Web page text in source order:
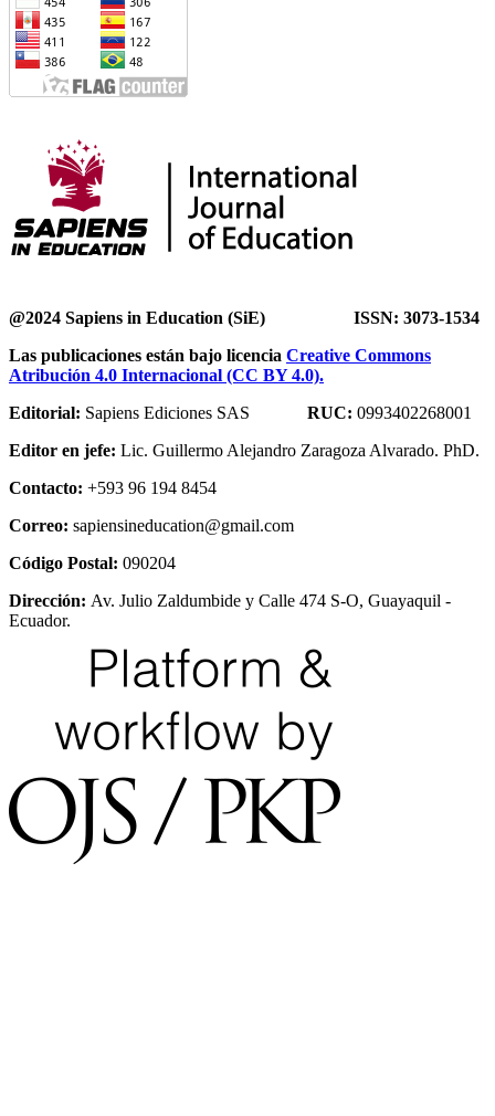
@2024 Sapiens in Education (SiE) ISSN: 3073-1534
Las publicaciones están bajo licencia Creative Commons
Atribución 4.0 Internacional (CC BY 4.0).
Editorial: Sapiens Ediciones SAS RUC: 0993402268001
Editor en jefe: Lic. Guillermo Alejandro Zaragoza Alvarado. PhD.
Contacto: +593 96 194 8454
Correo: sapiensineducation@gmail.com
Código Postal: 090204
Dirección: Av. Julio Zaldumbide y Calle 474 S-O, Guayaquil -
Ecuador.